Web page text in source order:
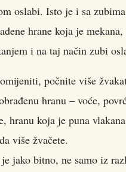
oslabi. Isto je i sa
hrane koja je mekana,
i na taj način zubi
počnite više
hranu – voće,
hranu koja je puna
više žvačete.
jako bitno, ne samo iz